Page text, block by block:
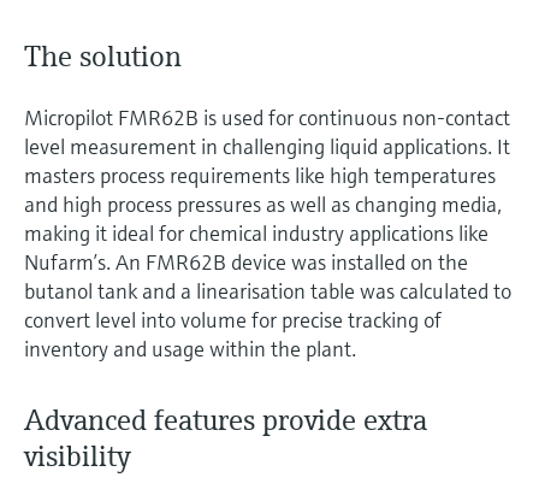
The solution
Micropilot FMR62B is used for continuous non-contact
level measurement in challenging liquid applications. It
masters process requirements like high temperatures
and high process pressures as well as changing media,
making it ideal for chemical industry applications like
Nufarm’s. An FMR62B device was installed on the
butanol tank and a linearisation table was calculated to
convert level into volume for precise tracking of
inventory and usage within the plant.
Advanced features provide extra
visibility